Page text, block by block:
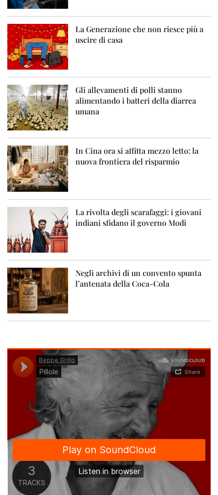
La Generazione che non riesce più a
uscire di casa
Gli allevamenti di polli stanno
alimentando i batteri della diarrea
umana
In Cina ora si affitta mezzo letto: la
nuova frontiera del risparmio
La rivolta degli scarafaggi: i giovani
indiani sfidano il governo Modi
Negli archivi di un convento spunta
l’antenata della Coca-Cola